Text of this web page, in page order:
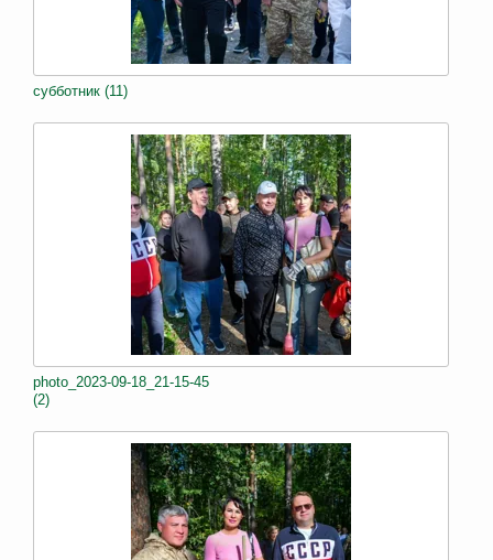
субботник (11)
photo_2023-09-18_21-15-45
(2)